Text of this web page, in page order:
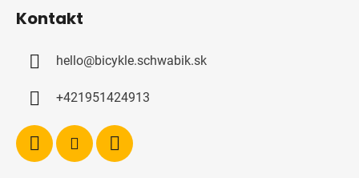
Kontakt
hello@bicykle.schwabik.sk
+421951424913